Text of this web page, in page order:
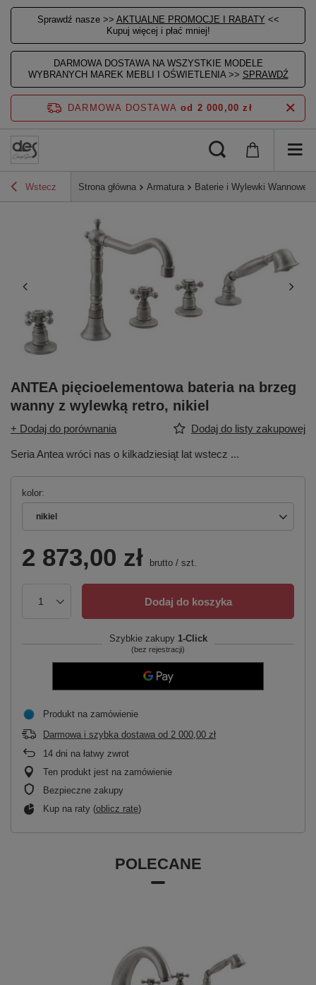
Sprawdź nasze >> AKTUALNE PROMOCJE I RABATY <<
Kupuj więcej i płać mniej!
DARMOWA DOSTAWA NA WSZYSTKIE MODELE
WYBRANYCH MAREK MEBLI I OŚWIETLENIA >> SPRAWDŹ
DARMOWA DOSTAWA od 2 000,00 zł
Wstecz Strona główna Armatura Baterie i Wylewki Wannowe
ANTEA pięcioelementowa bateria na brzeg
wanny z wylewką retro, nikiel
+ Dodaj do porównania Dodaj do listy zakupowej
Seria Antea wróci nas o kilkadziesiąt lat wstecz ...
kolor
nikiel
2 873,00 zł brutto / szt.
Dodaj do koszyka
Szybkie zakupy 1-Click
(bez rejestracji)
Produkt na zamówienie
Darmowa i szybka dostawa od 2 000,00 zł
14 dni na łatwy zwrot
Ten produkt jest na zamówienie
Bezpieczne zakupy
Kup na raty (oblicz ratę)
POLECANE